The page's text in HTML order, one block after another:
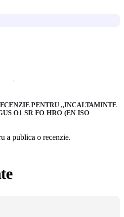
PENTRU „INCALTAMINTE
O1 SR FO HRO (EN ISO
a publica o recenzie.